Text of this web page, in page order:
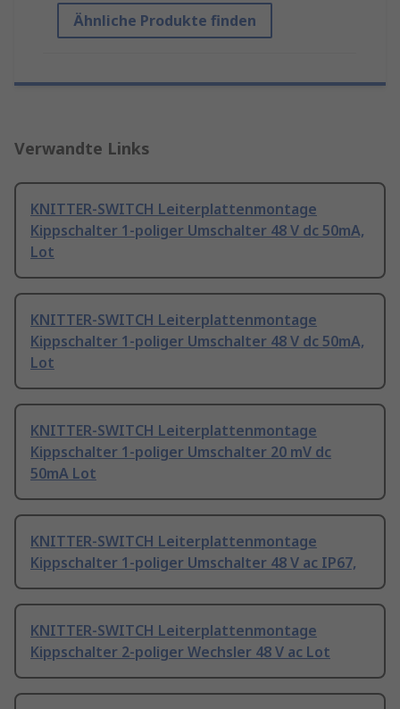
Ähnliche Produkte finden
Verwandte Links
KNITTER-SWITCH Leiterplattenmontage
Kippschalter 1-poliger Umschalter 48 V dc 50mA,
Lot
KNITTER-SWITCH Leiterplattenmontage
Kippschalter 1-poliger Umschalter 48 V dc 50mA,
Lot
KNITTER-SWITCH Leiterplattenmontage
Kippschalter 1-poliger Umschalter 20 mV dc
50mA Lot
KNITTER-SWITCH Leiterplattenmontage
Kippschalter 1-poliger Umschalter 48 V ac IP67,
KNITTER-SWITCH Leiterplattenmontage
Kippschalter 2-poliger Wechsler 48 V ac Lot